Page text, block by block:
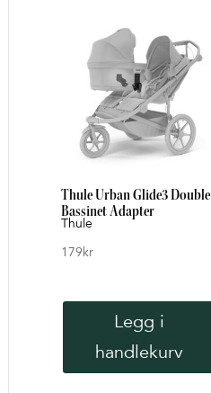
Lav
til
Thule Urban Glide3 Double
Bassinet Adapter
Thule
179kr
Legg i
handlekurv